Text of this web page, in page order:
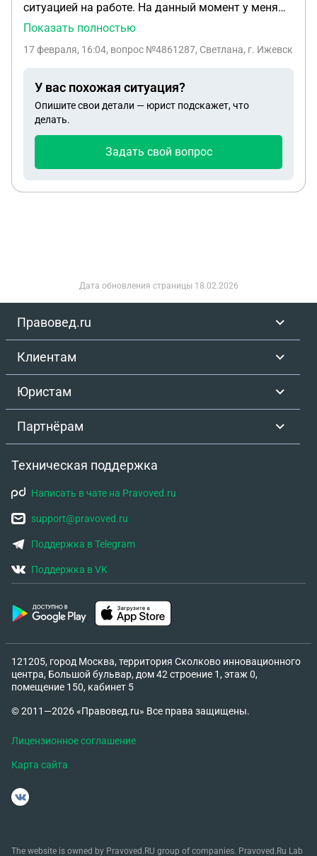
ситуацией на работе. На данный момент у меня
больничный по беременности и родам, звонят из
на увольнение по собственному желанию с
компанию, так как будет проводиться
реорганизация. Я намерена отказаться от
написания заявления на увольнение и ждать
предоставить в процессе увольнения? И после
выплаты от СФР?
Показать полностью
17 февраля, 16:04, вопрос №4861287, Светлана, г. Ижевск
У вас похожая ситуация?
Опишите свои детали — юрист подскажет, что
делать.
Задать свой вопрос
Дата обновления страницы 18.02.2026
Правовед.ru
Клиентам
Юристам
Партнёрам
Техническая поддержка
Написать в чате на Pravoved.ru
support@pravoved.ru
Поддержка в Telegram
Поддержка в VK
121205, город Москва, территория Сколково инновационного
центра, Большой бульвар, дом 42 строение 1, этаж 0,
помещение 150, кабинет 5
© 2011—2026 «Правовед.ru» Все права защищены.
Лицензионное соглашение
Карта сайта
The website is owned by Pravoved.RU group of companies. Pravoved.Ru Lab